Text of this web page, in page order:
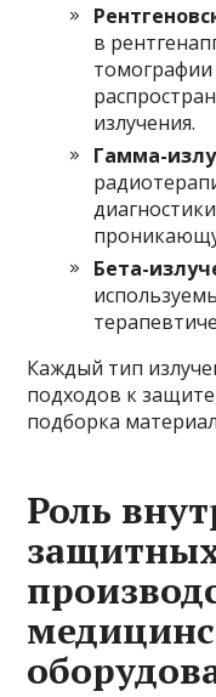
в
томографии
излучения.
Гамма-
Бета-
Каждый тип
подходов к
подборка
Роль